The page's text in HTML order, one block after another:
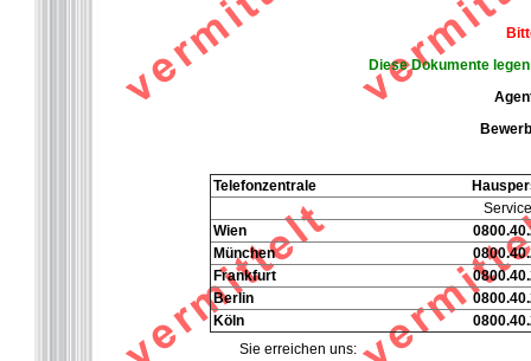
Diese Dokumente
Telefonzentrale
Wien
München
Frankfurt
Berlin
Köln
Sie erreichen uns: